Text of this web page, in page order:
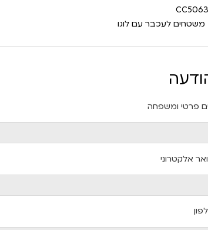
משטחים לעכבר עם לוגו
פרטי ומשפחה
אלקטרוני